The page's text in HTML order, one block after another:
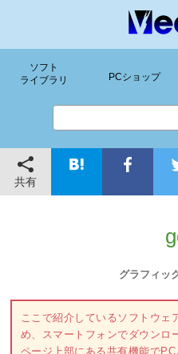
ソフト
ライブラリ
PCショップ
共有
グラフィッ
ここで紹介しているソフトウェ
め、スマートフォンでダウンロ
ページ上部にある共有機能で